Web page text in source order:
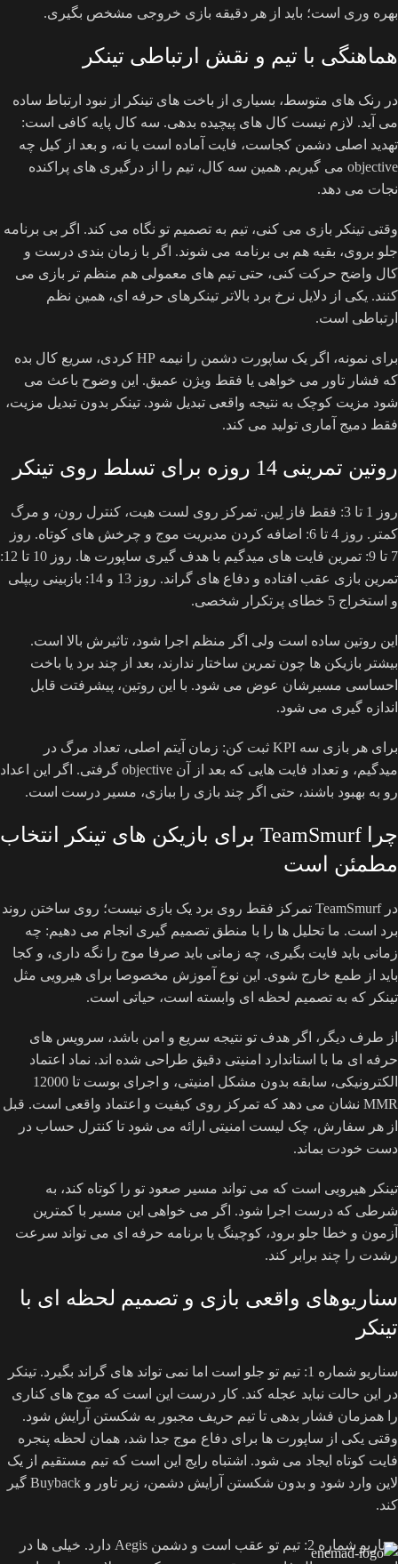
بهره وری است؛ باید از هر دقیقه بازی خروجی مشخص بگیری.
هماهنگی با تیم و نقش ارتباطی تینکر
در رنک های متوسط، بسیاری از باخت های تینکر از نبود ارتباط ساده
می آید. لازم نیست کال های پیچیده بدهی. سه کال پایه کافی است:
تهدید اصلی دشمن کجاست، فایت آماده است یا نه، و بعد از کیل چه
objective می گیریم. همین سه کال، تیم را از درگیری های پراکنده
نجات می دهد.
وقتی تینکر بازی می کنی، تیم به تصمیم تو نگاه می کند. اگر بی برنامه
جلو بروی، بقیه هم بی برنامه می شوند. اگر با زمان بندی درست و
کال واضح حرکت کنی، حتی تیم های معمولی هم منظم تر بازی می
کنند. یکی از دلایل نرخ برد بالاتر تینکرهای حرفه ای، همین نظم
ارتباطی است.
برای نمونه، اگر یک ساپورت دشمن را نیمه HP کردی، سریع کال بده
که فشار تاور می خواهی یا فقط ویژن عمیق. این وضوح باعث می
شود مزیت کوچک به نتیجه واقعی تبدیل شود. تینکر بدون تبدیل مزیت،
فقط دمیج آماری تولید می کند.
روتین تمرینی 14 روزه برای تسلط روی تینکر
روز 1 تا 3: فقط فاز لِین. تمرکز روی لست هیت، کنترل رون، و مرگ
کمتر. روز 4 تا 6: اضافه کردن مدیریت موج و چرخش های کوتاه. روز
7 تا 9: تمرین فایت های میدگیم با هدف گیری ساپورت ها. روز 10 تا 12:
تمرین بازی عقب افتاده و دفاع های گراند. روز 13 و 14: بازبینی ریپلی
و استخراج 5 خطای پرتکرار شخصی.
این روتین ساده است ولی اگر منظم اجرا شود، تاثیرش بالا است.
بیشتر بازیکن ها چون تمرین ساختار ندارند، بعد از چند برد یا باخت
احساسی مسیرشان عوض می شود. با این روتین، پیشرفتت قابل
اندازه گیری می شود.
برای هر بازی سه KPI ثبت کن: زمان آیتم اصلی، تعداد مرگ در
میدگیم، و تعداد فایت هایی که بعد از آن objective گرفتی. اگر این اعداد
رو به بهبود باشند، حتی اگر چند بازی را ببازی، مسیر درست است.
چرا TeamSmurf برای بازیکن های تینکر انتخاب
مطمئن است
در TeamSmurf تمرکز فقط روی برد یک بازی نیست؛ روی ساختن روند
برد است. ما تحلیل ها را با منطق تصمیم گیری انجام می دهیم: چه
زمانی باید فایت بگیری، چه زمانی باید صرفا موج را نگه داری، و کجا
باید از طمع خارج شوی. این نوع آموزش مخصوصا برای هیرویی مثل
تینکر که به تصمیم لحظه ای وابسته است، حیاتی است.
از طرف دیگر، اگر هدف تو نتیجه سریع و امن باشد، سرویس های
حرفه ای ما با استاندارد امنیتی دقیق طراحی شده اند. نماد اعتماد
الکترونیکی، سابقه بدون مشکل امنیتی، و اجرای بوست تا 12000
MMR نشان می دهد که تمرکز روی کیفیت و اعتماد واقعی است. قبل
از هر سفارش، چک لیست امنیتی ارائه می شود تا کنترل حساب در
دست خودت بماند.
تینکر هیرویی است که می تواند مسیر صعود تو را کوتاه کند، به
شرطی که درست اجرا شود. اگر می خواهی این مسیر با کمترین
آزمون و خطا جلو برود، کوچینگ یا برنامه حرفه ای می تواند سرعت
رشدت را چند برابر کند.
سناریوهای واقعی بازی و تصمیم لحظه ای با
تینکر
سناریو شماره 1: تیم تو جلو است اما نمی تواند های گراند بگیرد. تینکر
در این حالت نباید عجله کند. کار درست این است که موج های کناری
را همزمان فشار بدهی تا تیم حریف مجبور به شکستن آرایش شود.
وقتی یکی از ساپورت ها برای دفاع موج جدا شد، همان لحظه پنجره
فایت کوتاه ایجاد می شود. اشتباه رایج این است که تیم مستقیم از یک
لاین وارد شود و بدون شکستن آرایش دشمن، زیر تاور و Buyback گیر
کند.
سناریو شماره 2: تیم تو عقب است و دشمن Aegis دارد. خیلی ها در